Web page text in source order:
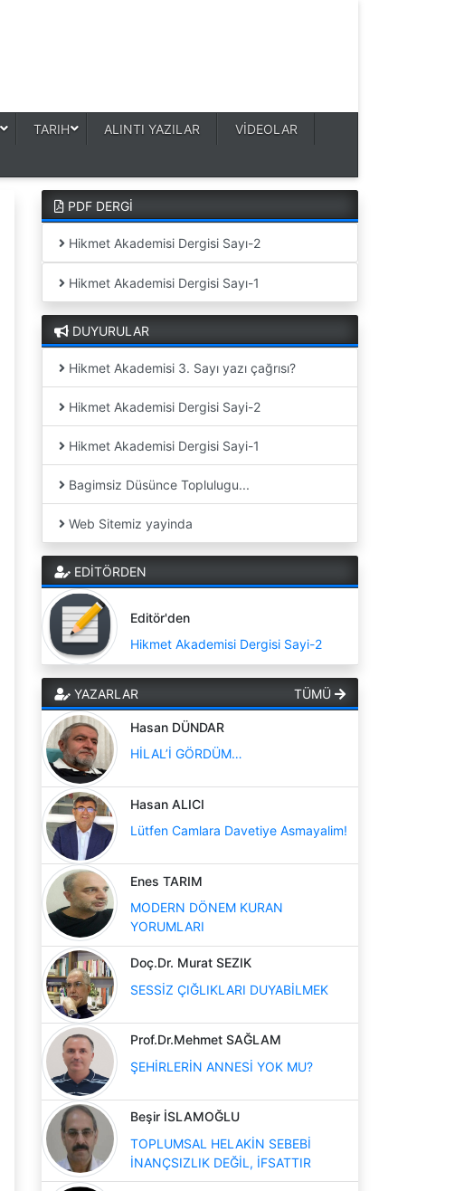
TARIH ALINTI YAZILAR VİDEOLAR
PDF DERGİ
Hikmet Akademisi Dergisi Sayı-2
Hikmet Akademisi Dergisi Sayı-1
DUYURULAR
Hikmet Akademisi 3. Sayı yazı çağrısı?
Hikmet Akademisi Dergisi Sayi-2
Hikmet Akademisi Dergisi Sayi-1
Bagimsiz Düsünce Toplulugu...
Web Sitemiz yayinda
EDİTÖRDEN
Editör'den
Hikmet Akademisi Dergisi Sayi-2
YAZARLAR TÜMÜ
Hasan DÜNDAR
HİLAL’İ GÖRDÜM…
Hasan ALICI
Lütfen Camlara Davetiye Asmayalim!
Enes TARIM
MODERN DÖNEM KURAN
YORUMLARI
Doç.Dr. Murat SEZIK
SESSİZ ÇIĞLIKLARI DUYABİLMEK
Prof.Dr.Mehmet SAĞLAM
ŞEHİRLERİN ANNESİ YOK MU?
Beşir İSLAMOĞLU
TOPLUMSAL HELAKİN SEBEBİ
İNANÇSIZLIK DEĞİL, İFSATTIR